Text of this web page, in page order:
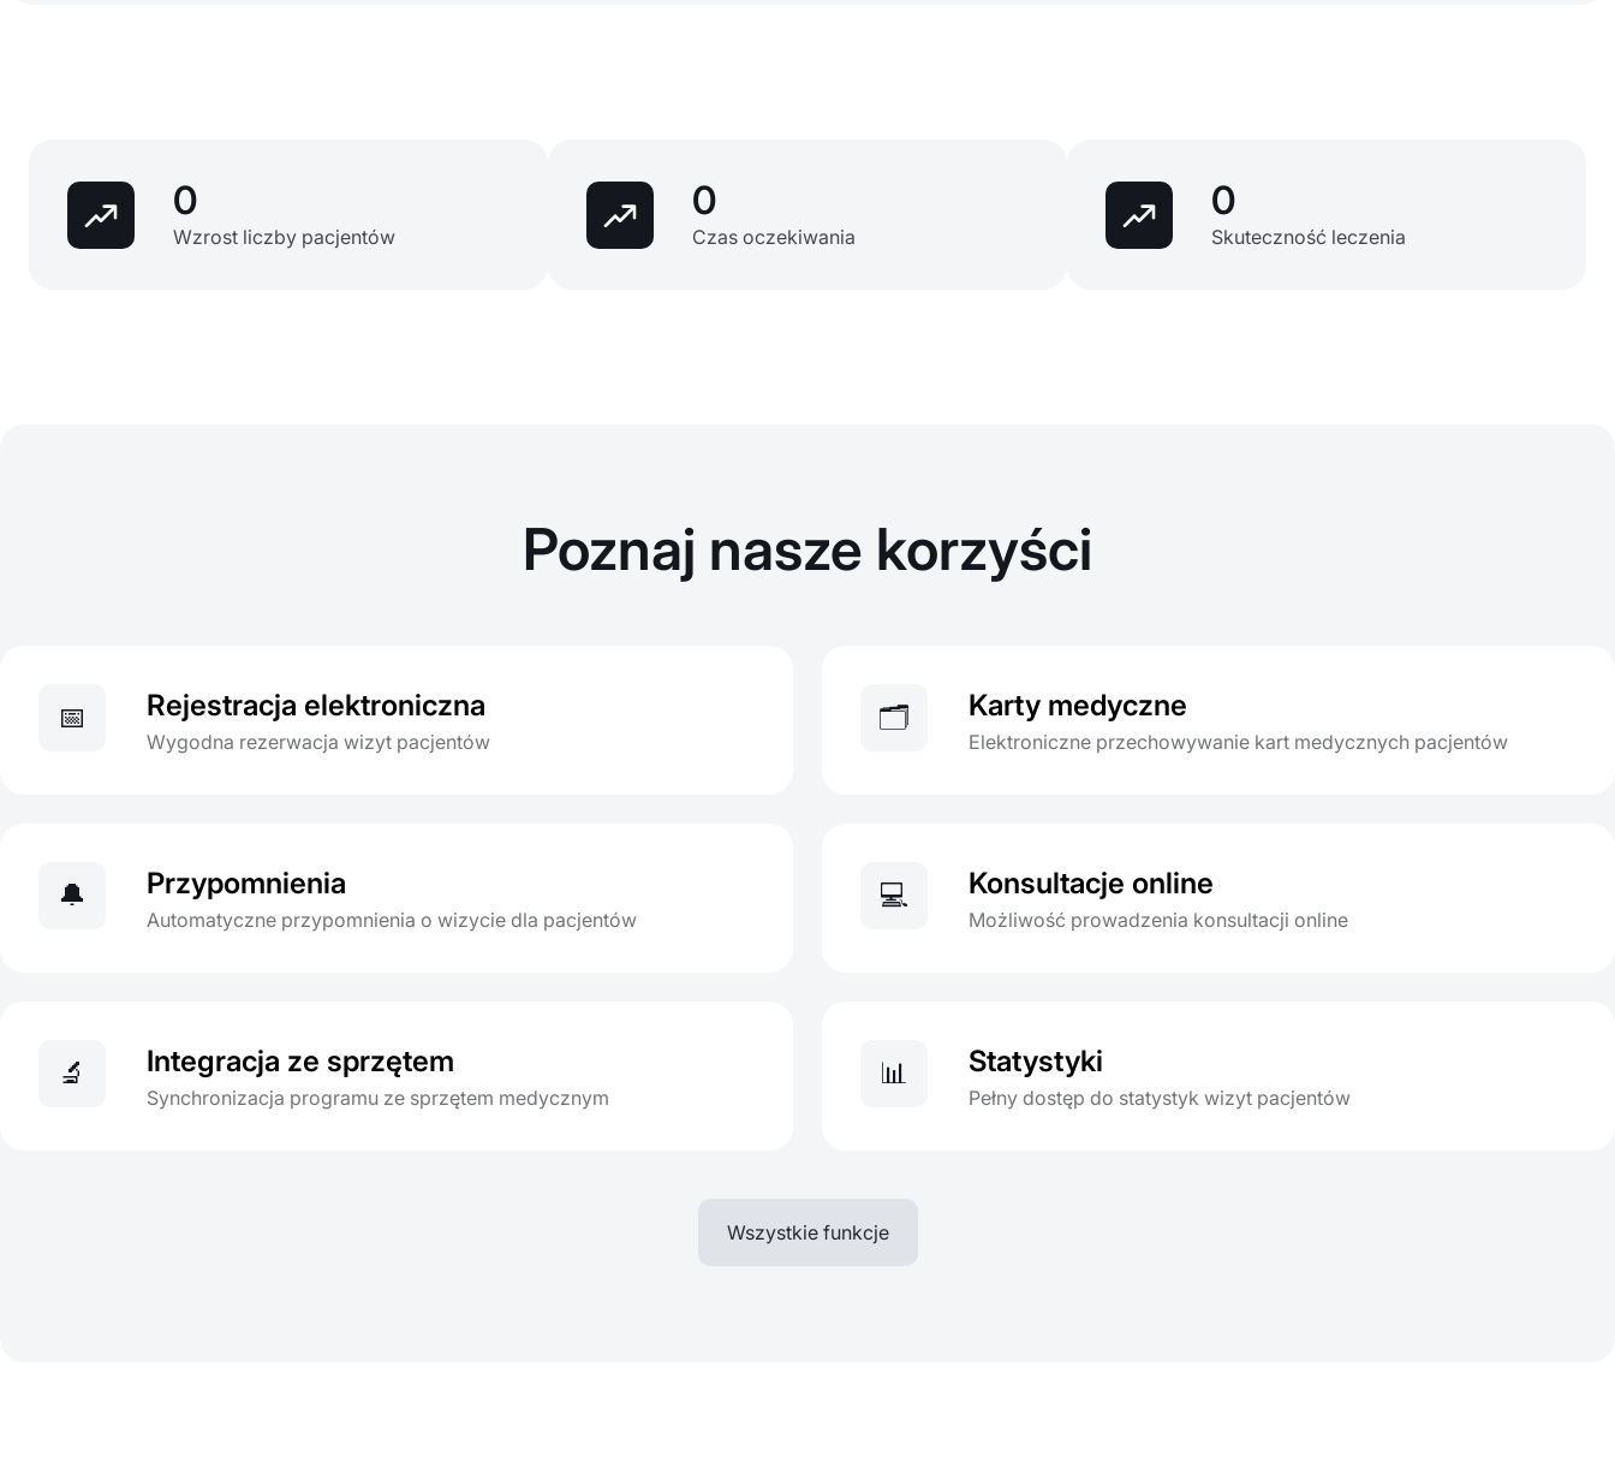
0
Wzrost liczby pacjentów
0
Czas oczekiwania
0
Skuteczność leczenia
Poznaj nasze korzyści
📅 Rejestracja elektroniczna
Wygodna rezerwacja wizyt pacjentów
🗂️ Karty medyczne
Elektroniczne przechowywanie kart medycznych pacjentów
🔔 Przypomnienia
Automatyczne przypomnienia o wizycie dla pacjentów
💻 Konsultacje online
Możliwość prowadzenia konsultacji online
🔬 Integracja ze sprzętem
Synchronizacja programu ze sprzętem medycznym
📊 Statystyki
Pełny dostęp do statystyk wizyt pacjentów
Wszystkie funkcje